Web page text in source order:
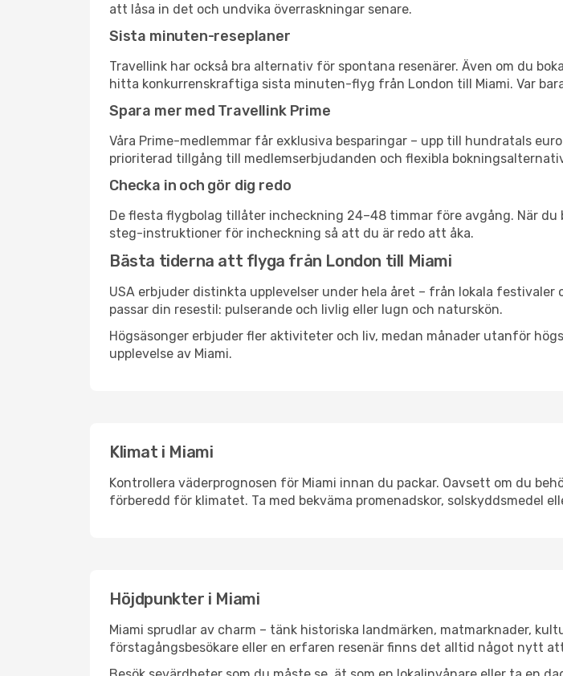
att låsa in det och undvika överraskningar senare.
Sista minuten-reseplaner
Travellink har också bra alternativ för spontana resenärer. Även om du
hitta konkurrenskraftiga sista minuten-flyg från London till Miami. Var
Spara mer med Travellink Prime
Våra Prime-medlemmar får exklusiva besparingar – upp till hundratals
prioriterad tillgång till medlemserbjudanden och flexibla
Checka in och gör dig redo
De flesta flygbolag tillåter incheckning 24–48 timmar före avgång. När
steg-instruktioner för incheckning så att du är redo att åka.
Bästa tiderna att flyga från London till Miami
USA erbjuder distinkta upplevelser under hela året – från lokala
passar din resestil: pulserande och livlig eller lugn och naturskön.
Högsäsonger erbjuder fler aktiviteter och liv, medan månader utanför
upplevelse av Miami.
Klimat i Miami
Kontrollera väderprognosen för Miami innan du packar. Oavsett om du
förberedd för klimatet. Ta med bekväma promenadskor, solskyddsmedel
Höjdpunkter i Miami
Miami sprudlar av charm – tänk historiska landmärken, matmarknader,
förstagångsbesökare eller en erfaren resenär finns det alltid något nytt